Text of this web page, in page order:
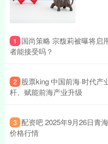
1
国尚策略 宗馥莉被曝将启
者能接受吗？
2 股票king 中国前海·时代
杆、赋能前海产业升级
3 配资吧 2025年9月26日青
价格行情